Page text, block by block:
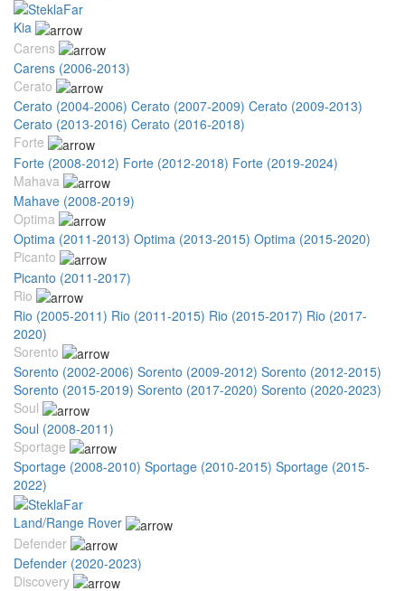
Kia
Carens
Carens (2006-2013)
Cerato
Cerato (2004-2006) Cerato (2007-2009) Cerato (2009-2013)
Cerato (2013-2016) Cerato (2016-2018)
Forte
Forte (2008-2012) Forte (2012-2018) Forte (2019-2024)
Mahava
Mahave (2008-2019)
Optima
Optima (2011-2013) Optima (2013-2015) Optima (2015-2020)
Picanto
Picanto (2011-2017)
Rio
Rio (2005-2011) Rio (2011-2015) Rio (2015-2017) Rio (2017-
2020)
Sorento
Sorento (2002-2006) Sorento (2009-2012) Sorento (2012-2015)
Sorento (2015-2019) Sorento (2017-2020) Sorento (2020-2023)
Soul
Soul (2008-2011)
Sportage
Sportage (2008-2010) Sportage (2010-2015) Sportage (2015-
2022)
Land/Range Rover
Defender
Defender (2020-2023)
Discovery